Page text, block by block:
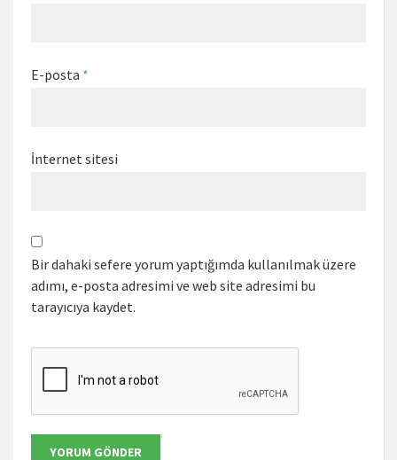
E-posta *
İnternet sitesi
Bir dahaki sefere yorum yaptığımda kullanılmak üzere
adımı, e-posta adresimi ve web site adresimi bu
tarayıcıya kaydet.